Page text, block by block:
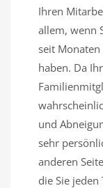
Ihren
allem, wenn
seit
haben. Da
und
sehr
anderen
die Sie jeden